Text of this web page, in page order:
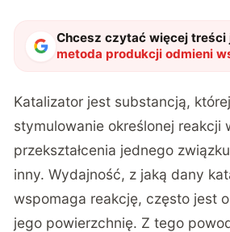
Chcesz czytać więcej treści
metoda produkcji odmieni
chemię"?
Katalizator jest substancją,
stymulowanie określonej reakcji
przekształcenia jednego
inny. Wydajność, z jaką dany
wspomaga reakcję, często jest
jego powierzchnię. Z tego